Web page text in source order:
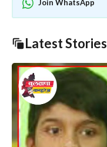
Join WhatsApp
Latest Stories